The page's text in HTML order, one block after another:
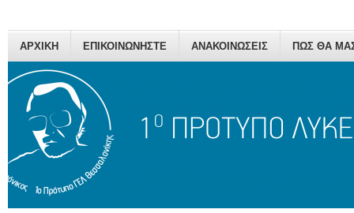
ΑΡΧΙΚΗ ΕΠΙΚΟΙΝΩΝΗΣΤΕ ΑΝΑΚΟΙΝΩΣΕΙΣ ΠΩΣ ΘΑ